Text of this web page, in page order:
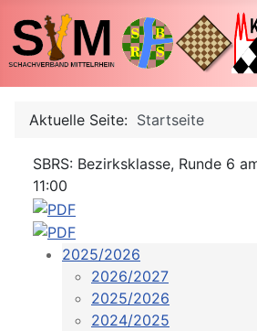
Aktuelle Seite: Startseite
SBRS: Bezirksklasse, Runde 6
11:00
2025/2026
2026/2027
2025/2026
2024/2025